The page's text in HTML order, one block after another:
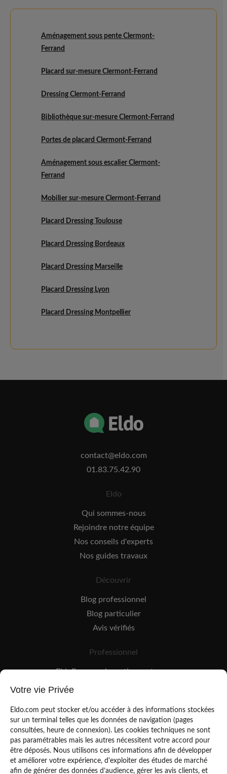
Aménagement sous pente Clermont-
Ferrand
Placard sur-mesure Clermont-Ferrand
Dressing Clermont-Ferrand
Bibliothèque sur-mesure Clermont-Ferrand
Portes de placard Clermont-Ferrand
Aménagement sous escalier Clermont-
Ferrand
Mobilier sur-mesure Clermont-Ferrand
Placard Dressing Toulouse
Placard Dressing Bordeaux
Placard Dressing Marseille
Placard Dressing Lyon
Placard Dressing Montpellier
contact@eldo.com
01.83.75.42.90
Eldo
Qui sommes-nous
Rejoindre notre équipe
Nos conseils d'experts
Nos guides travaux
Découvrir
Blog professionnel
Blog particulier
Avis vérifiés
Professionnel
EldoPro pour les artisans et pros
EldoNetwork pour les réseaux, marques et industriels
Votre vie Privée
Eldo.com peut stocker et/ou accéder à des informations stockées
sur un terminal telles que les données de navigation (pages
consultées, heure de connexion). Les cookies techniques ne sont
pas paramétrables mais les autres nécessitent votre accord pour
être déposés. Nous utilisons ces informations afin de développer
et améliorer votre expérience, d'exploiter des études de marché
afin de générer des données d’audience, gérer les avis clients, et